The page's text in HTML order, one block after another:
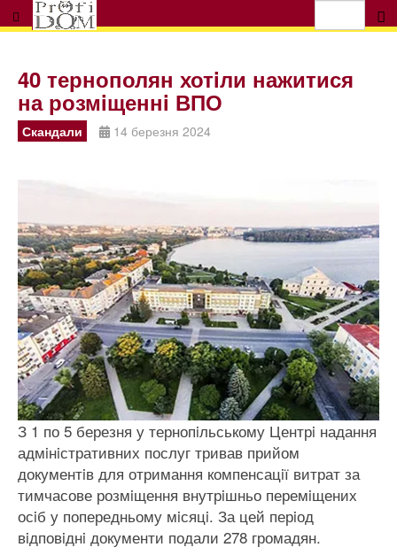
40 тернополян хотiли нажитися
на розмiщеннi ВПО
Скандали 14 березня 2024
З 1 по 5 березня у тернопiльському Центрi надання
адмiнiстративних послуг тривав прийом
документiв для отримання компенсацiї витрат за
тимчасове розмiщення внутрiшньо перемiщених
осiб у попередньому мiсяцi. За цей перiод
вiдповiднi документи подали 278 громадян.